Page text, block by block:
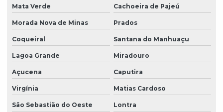
Mata Verde Cachoeira de Pajeú
Morada Nova de Minas Prados
Coqueiral Santana do Manhuaçu
Lagoa Grande Miradouro
Açucena Caputira
Virgínia Matias Cardoso
São Sebastião do Oeste Lontra